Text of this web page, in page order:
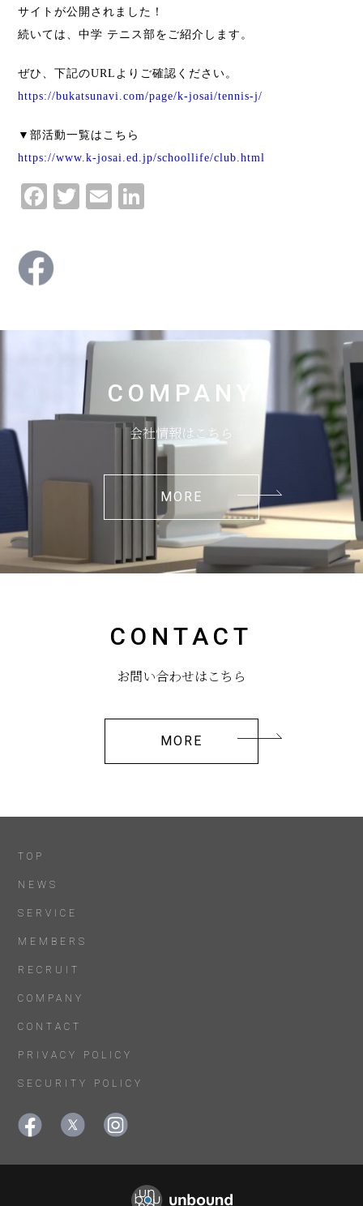
サイトが公開されました！
続いては、中学 テニス部をご紹介します。
ぜひ、下記のURLよりご確認ください。
https://bukatsunavi.com/page/k-josai/tennis-j/
▼部活動一覧はこちら
https://www.k-josai.ed.jp/schoollife/club.html
COMPANY
会社情報はこちら
MORE
CONTACT
お問い合わせはこちら
MORE
TOP
NEWS
SERVICE
MEMBERS
RECRUIT
COMPANY
CONTACT
PRIVACY POLICY
SECURITY POLICY